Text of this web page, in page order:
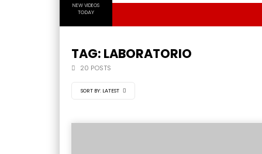
NEW VIDEOS
TODAY
TAG: LABORATORIO
20 POSTS
SORT BY: LATEST